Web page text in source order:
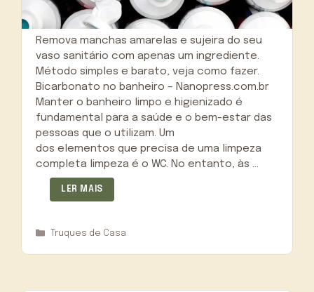
Remova manchas amarelas e sujeira do seu
vaso sanitário com apenas um ingrediente.
Método simples e barato, veja como fazer.
Bicarbonato no banheiro – Nanopress.com.br
Manter o banheiro limpo e higienizado é
fundamental para a saúde e o bem-estar das
pessoas que o utilizam. Um
dos elementos que precisa de uma limpeza
completa limpeza é o WC. No entanto, às …
LER MAIS
Categorias
Truques de Casa